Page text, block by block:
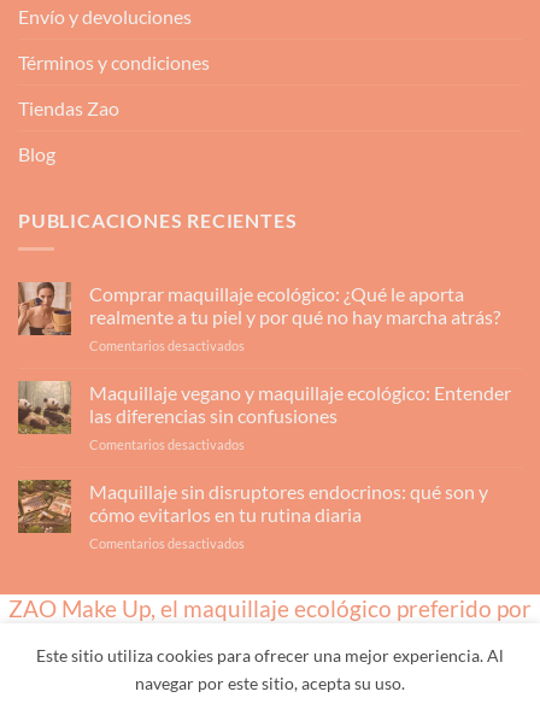
Envío y devoluciones
Términos y condiciones
Tiendas Zao
Blog
PUBLICACIONES RECIENTES
Comprar maquillaje ecológico: ¿Qué le aporta
realmente a tu piel y por qué no hay marcha atrás?
Comentarios desactivados
ecológico:
¿Qué
realmente
qué
hay
atrás?
Maquillaje vegano y maquillaje ecológico: Entender
las diferencias sin confusiones
Comentarios desactivados
vegano
maquillaje
diferencias
confusiones
Maquillaje sin disruptores endocrinos: qué son y
cómo evitarlos en tu rutina diaria
Comentarios desactivados
disruptores
endocrinos:
son
y
ZAO Make Up, el maquillaje ecológico preferido por
TIENDA MARCA CATEGORÍAS
LO MÁS VENDIDO
Este sitio utiliza cookies para ofrecer una mejor experiencia. Al
navegar por este sitio, acepta su uso.